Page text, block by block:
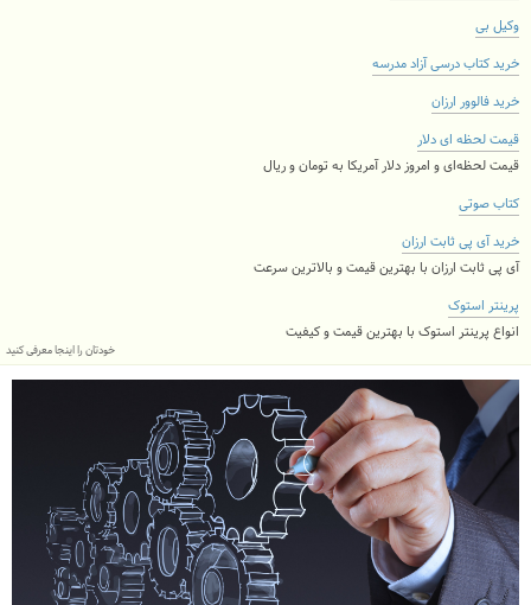
وکیل بی
خرید کتاب درسی آزاد مدرسه
خرید فالوور ارزان
قیمت لحظه ای دلار
قیمت لحظه‌ای و امروز دلار آمریکا به تومان و ریال
کتاب صوتی
خرید آی پی ثابت ارزان
آی پی ثابت ارزان با بهترین قیمت و بالاترین سرعت
پرینتر استوک
انواع پرینتر استوک با بهترین قیمت و کیفیت
خودتان را اینجا معرفی کنید